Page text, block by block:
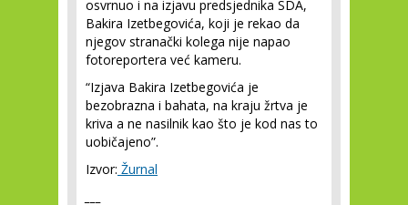
osvrnuo i na izjavu predsjednika SDA,
Bakira Izetbegovića, koji je rekao da
njegov stranački kolega nije napao
fotoreportera već kameru.
“Izjava Bakira Izetbegovića je
bezobrazna i bahata, na kraju žrtva je
kriva a ne nasilnik kao što je kod nas to
uobičajeno”.
Izvor: Žurnal